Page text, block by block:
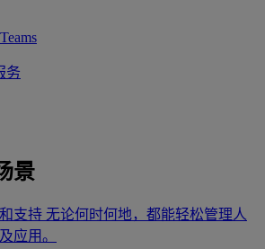
务
景
支持 无论何时何地，都能轻松管理人
应用。